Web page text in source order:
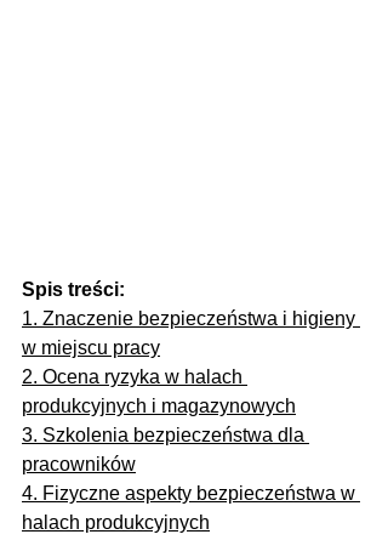
Spis treści:
1. Znaczenie bezpieczeństwa i higieny
w miejscu pracy
2. Ocena ryzyka w halach
produkcyjnych i magazynowych
3. Szkolenia bezpieczeństwa dla
pracowników
4. Fizyczne aspekty bezpieczeństwa w
halach produkcyjnych